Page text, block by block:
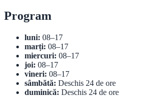
Program
luni: 08–17
marți: 08–17
miercuri: 08–17
joi: 08–17
vineri: 08–17
sâmbătă: Deschis 24 de ore
duminică: Deschis 24 de ore